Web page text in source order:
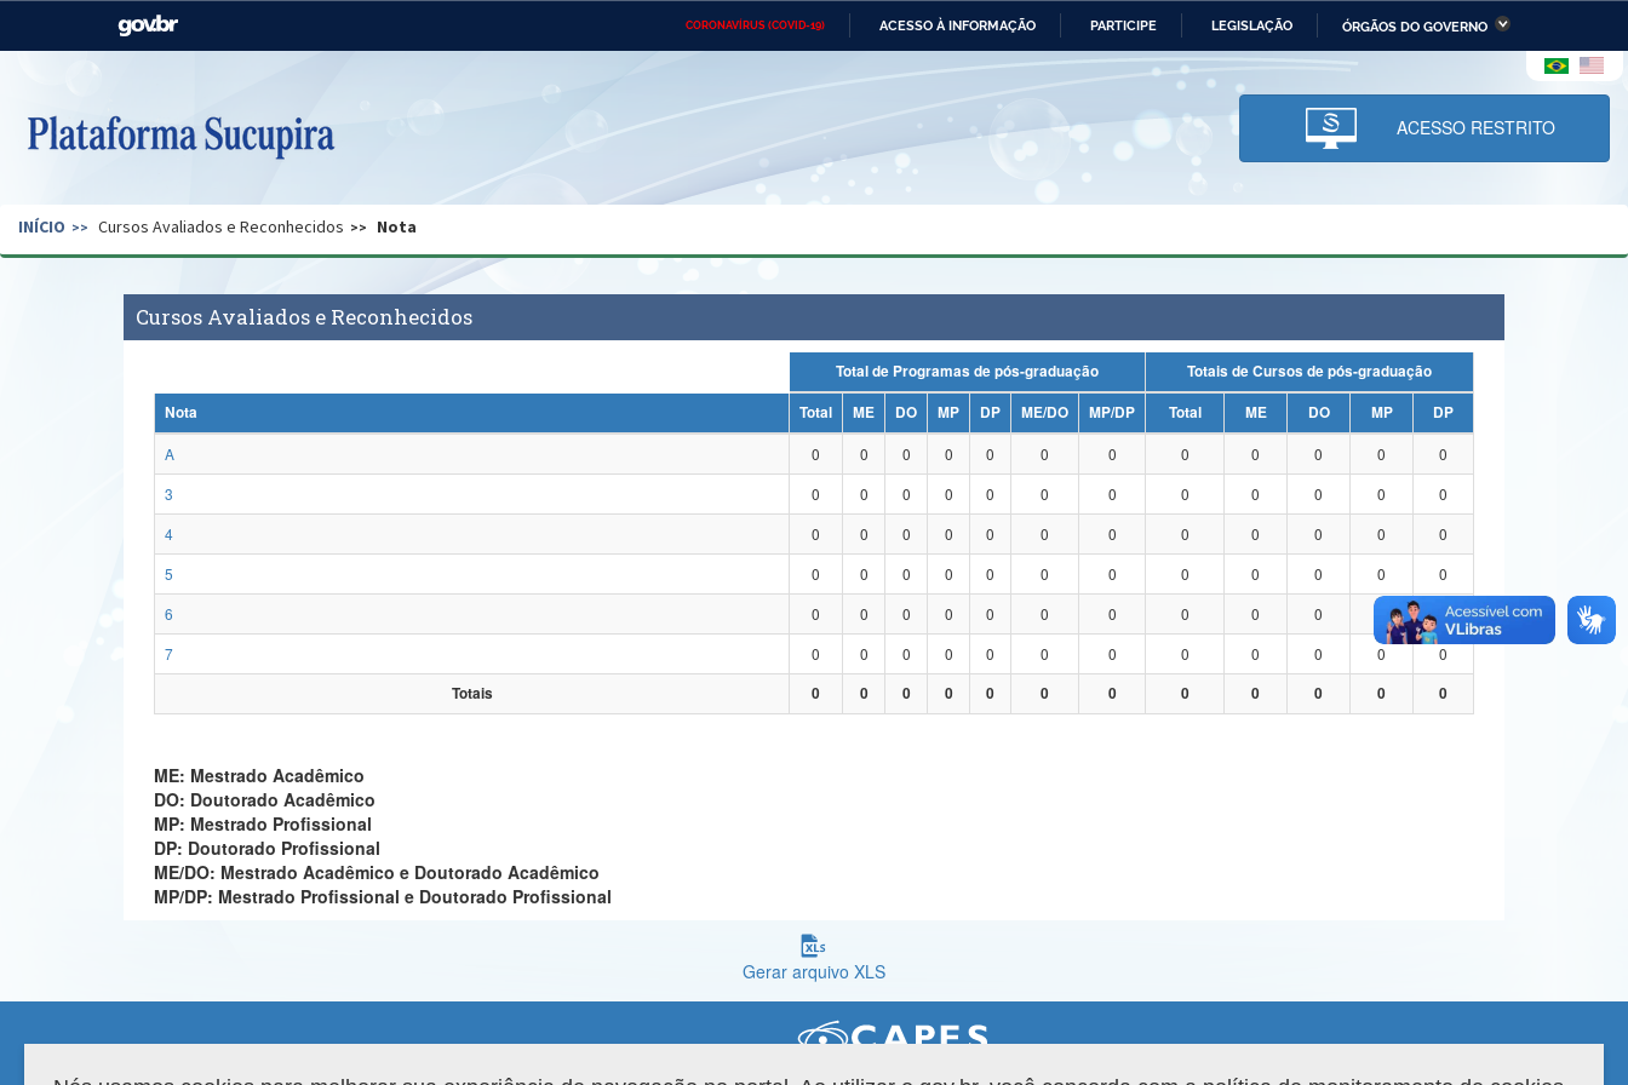
CORONAVÍRUS (COVID-19) ACESSO À INFORMAÇÃO PARTICIPE LEGISLAÇÃO ÓRGÃOS DO GOVERNO
Casa Civil Ministério das Relações Ministério da Economia Ministério da Infraestrutura
Pecuária e Abastecimento
Ministério da Ciência,
Tecnologia, Inovações e
Comunicações
Ministério do Desenvolvimento
Regional e dos Direitos Humanos
Secretaria de Governo Gabinete de Segurança Advocacia-Geral da União Banco Central do Brasil Planalto
ACESSO RESTRITO
INÍCIO Cursos Avaliados e Reconhecidos Nota
Cursos Avaliados e Reconhecidos
Total de Programas de pós-graduação
Totais de Cursos de pós-graduação
Nota
Total ME DO MP DP ME/DO MP/DP Total ME DO MP
DP
A
0 0 0 0 0 0 0 0 0 0 0
0
3
0 0 0 0 0 0 0 0 0 0 0
0
4
0 0 0 0 0 0 0 0 0 0 0
0
5
0 0 0 0 0 0 0 0 0 0 0
0
6
0 0 0 0 0 0 0 0 0 0
0
7
0 0 0 0 0 0 0 0 0 0 0
0
Totais
0 0 0 0 0 0 0 0 0 0 0 0
ME: Mestrado Acadêmico
DO: Doutorado Acadêmico
MP: Mestrado Profissional
DP: Doutorado Profissional
ME/DO: Mestrado Acadêmico e Doutorado Acadêmico
MP/DP: Mestrado Profissional e Doutorado Profissional
Gerar arquivo XLS